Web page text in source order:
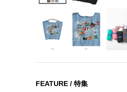
FEATURE / 特集